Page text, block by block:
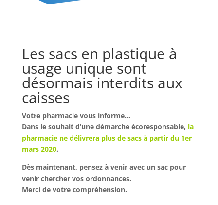
Les sacs en plastique à
usage unique sont
désormais interdits aux
caisses
Votre pharmacie vous informe…
Dans le souhait d’une démarche écoresponsable, la
pharmacie ne délivrera plus de sacs à partir du 1er
mars 2020.
Dès maintenant, pensez à venir avec un sac pour
venir chercher vos ordonnances.
Merci de votre compréhension.